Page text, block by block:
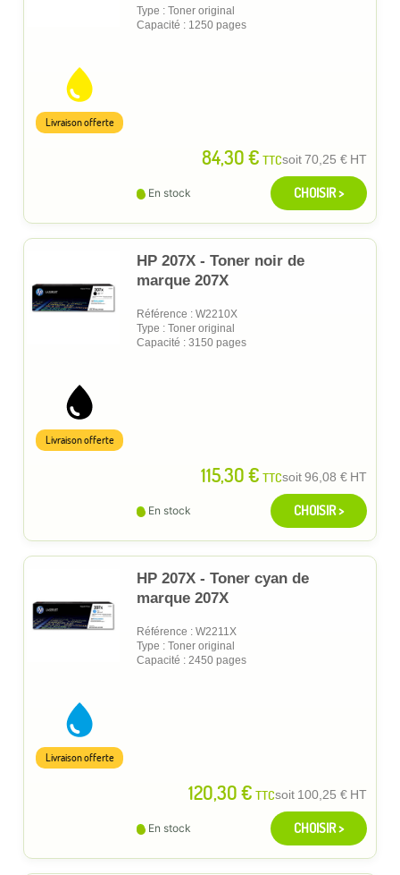
Type : Toner original
Capacité : 1250 pages
84,30 € TTCsoit70,25 € HT
Livraison offerte
En stock CHOISIR >
HP 207X - Toner noir de
marque 207X
Référence : W2210X
Type : Toner original
Capacité : 3150 pages
115,30 € TTCsoit96,08 € HT
Livraison offerte
En stock CHOISIR >
HP 207X - Toner cyan de
marque 207X
Référence : W2211X
Type : Toner original
Capacité : 2450 pages
120,30 € TTCsoit 100,25 € HT
Livraison offerte
En stock CHOISIR >